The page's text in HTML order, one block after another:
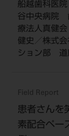
船越歯科医
谷中央病院
療法人真健
健史／株式
ション部 道
Field Report
患者さんを
素配合ペー